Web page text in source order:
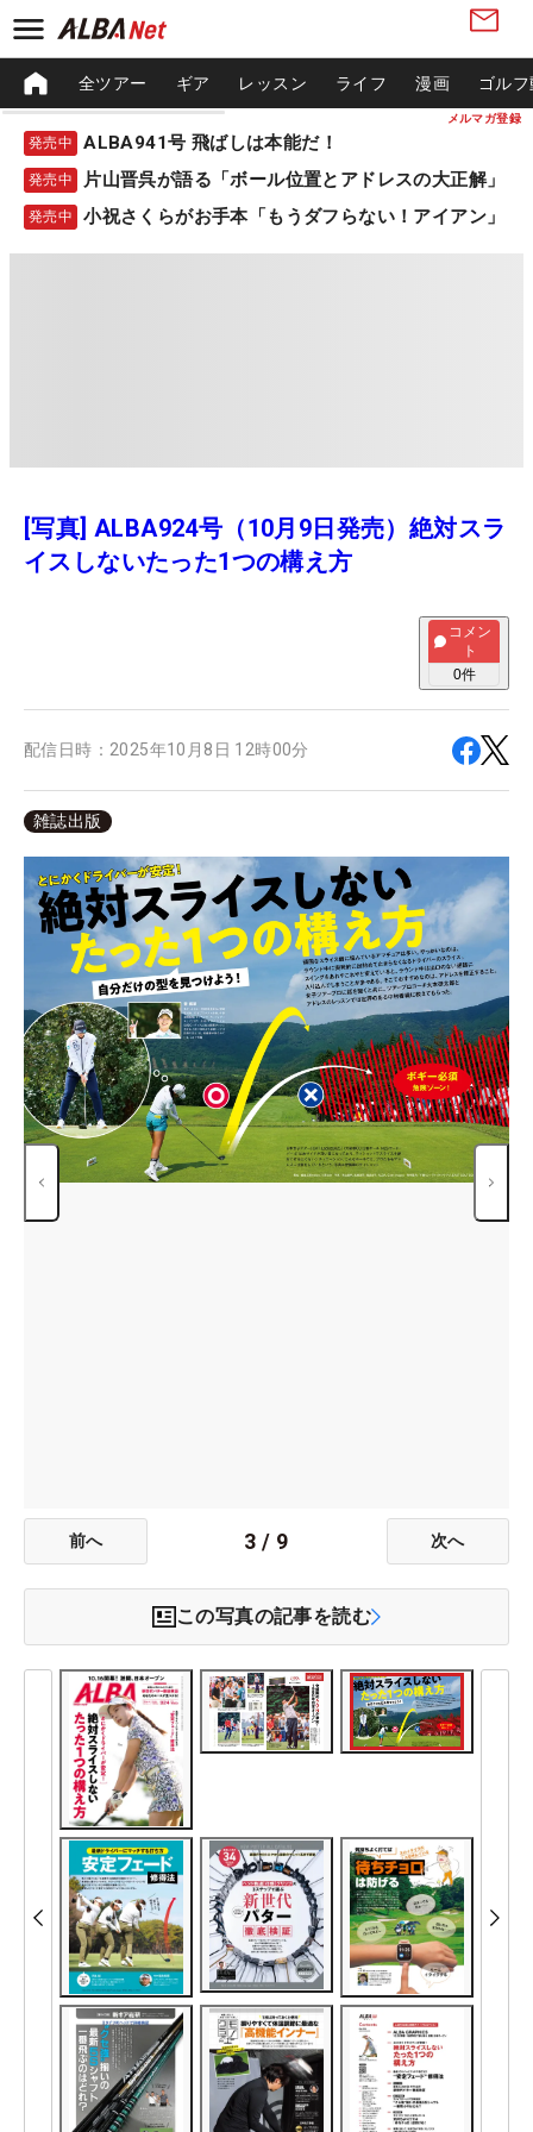
メルマガ登録
全ツアー ギア レッスン ライフ 漫画 ゴル
発売中 ALBA941号 飛ばしは本能だ！
発売中 片山晋呉が語る「ボール位置とアドレスの大正解」
発売中 小祝さくらがお手本「もうダフらない！アイアン」
[写真] ALBA924号（10月9日発売）絶対スラ
イスしないたった1つの構え方
コメン
ト
0件
配信日時： 2025年10月8日 12時00分
雑誌出版
前へ 3 / 9 次へ
この写真の記事を読む